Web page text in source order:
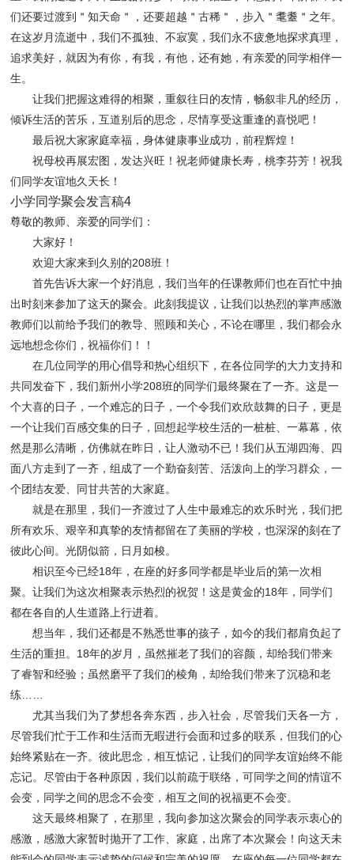
们还要过渡到＂知天命＂，还要超越＂古稀＂，步入＂耄耋＂之年。
在这岁月流逝中，我们不孤独、不寂寞，我们永不疲惫地探求真理，
追求美好，就因为有你，有我，有他，还有她，有亲爱的同学相伴一
生。
让我们把握这难得的相聚，重叙往日的友情，畅叙非凡的经历，
倾诉生活的苦乐，互道别后的思念，尽情享受这重逢的喜悦吧！
最后祝大家家庭幸福，身体健康事业成功，前程辉煌！
祝母校再展宏图，发达兴旺！祝老师健康长寿，桃李芬芳！祝我
们同学友谊地久天长！
小学同学聚会发言稿4
尊敬的教师、亲爱的同学们：
大家好！
欢迎大家来到久别的208班！
首先告诉大家一个好消息，我们当年的任课教师们也在百忙中抽
出时刻来参加了这天的聚会。此刻我提议，让我们以热烈的掌声感激
教师们以前给予我们的教导、照顾和关心，不论在哪里，我们都会永
远地想念你们，祝福你们！！
在几位同学的用心倡导和热心组织下，在各位同学的大力支持和
共同发奋下，我们新州小学208班的同学们最终聚在了一齐。这是一
个大喜的日子，一个难忘的日子，一个令我们欢欣鼓舞的日子，更是
一个让我们百感交集的日子，回想起学校生活的一桩桩、一幕幕，依
然是那么清晰，仿佛就在昨日，让人激动不已！我们从五湖四海、四
面八方走到了一齐，组成了一个勤奋刻苦、活泼向上的学习群众，一
个团结友爱、同甘共苦的大家庭。
就是在那里，我们一齐渡过了人生中最难忘的欢乐时光，我们把
所有欢乐、艰辛和真挚的友情都留在了美丽的学校，也深深的刻在了
彼此心间。光阴似箭，日月如梭。
相识至今已经18年，在座的好多同学都是毕业后的第一次相
聚。让我们为这次相聚表示热烈的祝贺！这是黄金的18年，同学们
都在各自的人生道路上行进着。
想当年，我们还都是不熟悉世事的孩子，如今的我们都肩负起了
生活的重担。18年的岁月，虽然摧老了我们的容颜，却给我们带来
了睿智和经验；虽然磨平了我们的棱角，却给我们带来了沉稳和老
练……
尤其当我们为了梦想各奔东西，步入社会，尽管我们天各一方，
尽管我们忙于工作和生活而无暇进行会面和过多的联系，但我们的心
始终紧贴在一齐。彼此思念，相互惦记，让我们的同学友谊始终不能
忘记。尽管由于各种原因，我们以前疏于联络，可同学之间的情谊不
会变，同学之间的思念不会变，相互之间的祝福更不会变。
这天最终相聚了，在那里，我向参加这次聚会的同学表示衷心的
感激，感激大家暂时抛开了工作、家庭，出席了本次聚会！向这天未